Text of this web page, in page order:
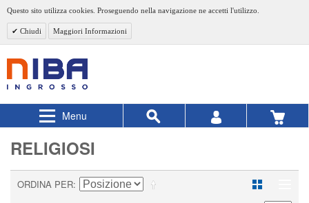
Questo sito utilizza cookies. Proseguendo nella navigazione ne accetti l'utilizzo.
Chiudi Maggiori Informazioni
Menu
RELIGIOSI
ORDINA PER